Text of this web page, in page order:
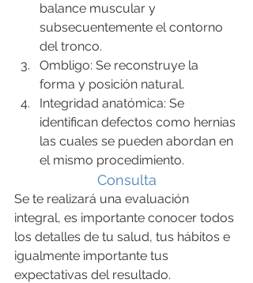
balance muscular y
subsecuentemente el contorno
del tronco.
Ombligo: Se reconstruye la
forma y posición natural.
Integridad anatómica: Se
identifican defectos como hernias
las cuales se pueden abordan en
el mismo procedimiento.
Consulta
Se te realizará una evaluación
integral, es importante conocer todos
los detalles de tu salud, tus hábitos e
igualmente importante tus
expectativas del resultado.